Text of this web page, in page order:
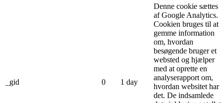
_gid 0 1 day
Denne cookie sættes
af Google Analytics.
Cookien bruges til at
gemme information
om, hvordan
besøgende bruger et
websted og hjælper
med at oprette en
analyserapport om,
hvordan websitet har
det. De indsamlede